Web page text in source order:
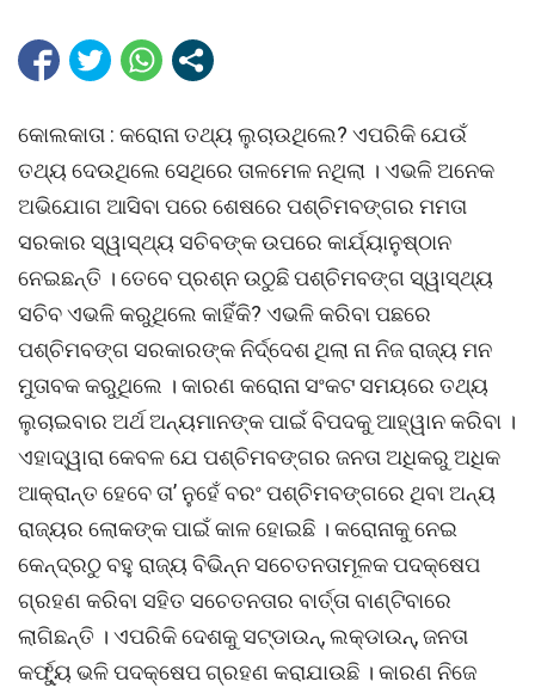
କୋଲକାତା : କରୋନା ତଥ୍ୟ ଲୁଚାଉଥିଲେ? ଏପରିକି ଯେଉଁ
ତଥ୍ୟ ଦେଉଥିଲେ ସେଥିରେ ତାଳମେଳ ନଥିଲା । ଏଭଳି ଅନେକ
ଅଭିଯୋଗ ଆସିବା ପରେ ଶେଷରେ ପଶ୍ଚିମବଙ୍ଗର ମମତା
ସରକାର ସ୍ୱାସ୍ଥ୍ୟ ସଚିବଙ୍କ ଉପରେ କାର୍ଯ୍ୟାନୁଷ୍ଠାନ
ନେଇଛନ୍ତି । ତେବେ ପ୍ରଶ୍ନ ଉଠୁଛି ପଶ୍ଚିମବଙ୍ଗ ସ୍ୱାସ୍ଥ୍ୟ
ସଚିବ ଏଭଳି କରୁଥିଲେ କାହିଁକି? ଏଭଳି କରିବା ପଛରେ
ପଶ୍ଚିମବଙ୍ଗ ସରକାରଙ୍କ ନିର୍ଦ୍ଦେଶ ଥିଲା ନା ନିଜ ରାଜ୍ୟ ମନ
ମୁତାବକ କରୁଥିଲେ । କାରଣ କରୋନା ସଂକଟ ସମୟରେ ତଥ୍ୟ
ଲୁଚାଇବାର ଅର୍ଥ ଅନ୍ୟମାନଙ୍କ ପାଇଁ ବିପଦକୁ ଆହ୍ୱାନ କରିବା ।
ଏହାଦ୍ୱାରା କେବଳ ଯେ ପଶ୍ଚିମବଙ୍ଗର ଜନତା ଅଧିକରୁ ଅଧିକ
ଆକ୍ରାନ୍ତ ହେବେ ତା’ ନୁହେଁ ବରଂ ପଶ୍ଚିମବଙ୍ଗରେ ଥିବା ଅନ୍ୟ
ରାଜ୍ୟର ଲୋକଙ୍କ ପାଇଁ କାଳ ହୋଇଛି । କରୋନାକୁ ନେଇ
କେନ୍ଦ୍ରଠୁ ବହୁ ରାଜ୍ୟ ବିଭିନ୍ନ ସଚେତନତାମୂଳକ ପଦକ୍ଷେପ
ଗ୍ରହଣ କରିବା ସହିତ ସଚେତନତାର ବାର୍ତ୍ତା ବାଣ୍ଟିବାରେ
ଲାଗିଛନ୍ତି । ଏପରିକି ଦେଶକୁ ସଟ୍‌ଡାଉନ୍‌, ଲକ୍‌ଡାଉନ୍‌, ଜନତା
କର୍ଫ୍ୟୁ ଭଳି ପଦକ୍ଷେପ ଗ୍ରହଣ କରାଯାଉଛି । କାରଣ ନିଜେ